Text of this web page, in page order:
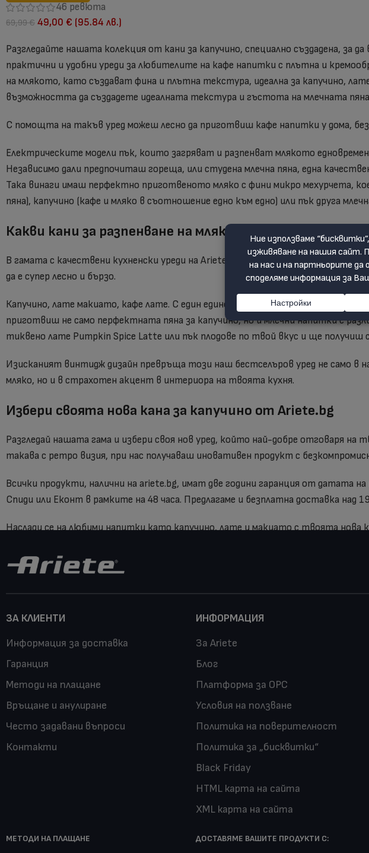
46 ревюта
69,99€ 49,00 € (95.84 лв.)
Разгледайте нашата колекция от кани за капучино, специално създадена, за
практични и удобни уреди за любителите на кафе напитки с плътна и
на млякото, като създават фина и плътна текстура, идеална за капучино,
възможността да създадете идеалната текстура и гъстота на млечната
С помощта на такъв уред можеш лесно да приготвиш кафе напитки у дома, без
Електрическите модели пък, които загряват и разпенват млякото
Независимо дали предпочиташ гореща, или студена млечна пяна, една
Така винаги имаш перфектно приготвеното мляко с фини микро мехурчета,
пяна), капучино (кафе и мляко в съотношение едно към едно) или пък друга
Какви кани за разпенване на мляко ще откриеш в
В гамата с качествени кухненски уреди на Ariete ще откриеш кани за
да е супер лесно и бързо.
Капучино, лате макиато, кафе лате. С един единствен бутон, разпенваш
приготвиш не само перфектната пяна за капучино, но и млечни напитки с
тиквено лате Pumpkin Spice Latte или пък плодове по твой вкус и ще получиш
Изисканият винтидж дизайн превръща този наш бестселъров уред не само
мляко, но и в страхотен акцент в интериора на твоята кухня.
Избери своята нова кана за капучино от Ariete.bg
Разгледай нашата гама и избери своя нов уред, който най-добре отговаря на
такава с ретро визия, при нас получаваш иновативен продукт с
Всички продукти, налични на ariete.bg, имат две години гаранция от датата
Спиди или Еконт в рамките на 48 часа. Предлагаме и безплатна доставка над
Наслади се на любими напитки като капучино, лате и макиато с твоята нова
ЗА КЛИЕНТИ
Информация за доставка
Гаранция
Методи на плащане
Връщане и анулиране
Често задавани въпроси
Контакти
ИНФОРМАЦИЯ
За Ariete
Блог
Платформа за ОРС
Условия на ползване
Политика на поверителност
Политика за „бисквитки“
Black Friday
HTML карта на сайта
XML карта на сайта
МЕТОДИ НА ПЛАЩАНЕ ДОСТАВЯМЕ ВАШИТЕ ПРОДУКТИ С: